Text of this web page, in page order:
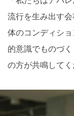
流行を生み出す
体のコンディシ
的意識でものづ
の方が共鳴して